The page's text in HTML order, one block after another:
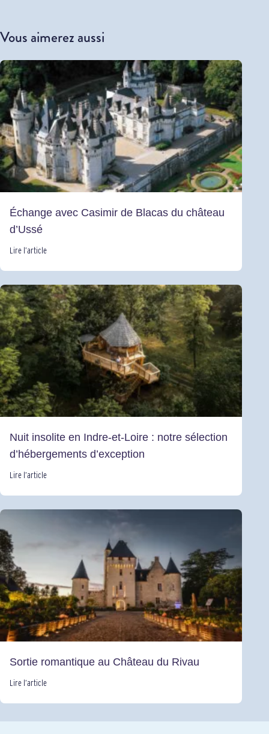
Vous aimerez aussi
Échange avec Casimir de Blacas du château
d’Ussé
Lire l’article
Nuit insolite en Indre-et-Loire : notre sélection
d’hébergements d’exception
Lire l’article
Sortie romantique au Château du Rivau
Lire l’article